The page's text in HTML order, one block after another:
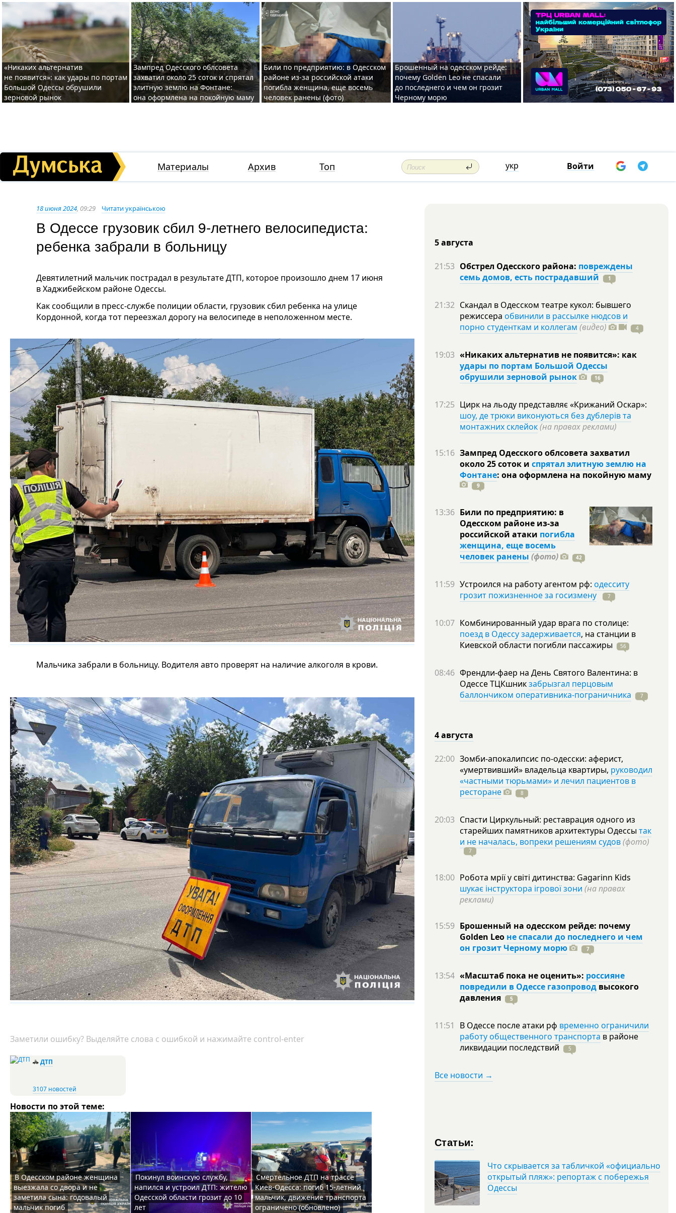
«Никаких альтернатив
не появится»: как удары по портам
Большой Одессы обрушили
зерновой рынок
Зампред Одесского облсовета
захватил около 25 соток и спрятал
элитную землю на Фонтане:
она оформлена на покойную маму
Били по предприятию: в Одесском
районе из-за российской атаки
погибла женщина, еще восемь
человек ранены (фото)
Брошенный на одесском рейде:
почему Golden Leo не спасали
до последнего и чем он грозит
Черному морю
Материалы Архив Топ укр Войти
18 июня 2024, 09:29 Читати українською
В Одессе грузовик сбил 9-летнего велосипедиста:
ребенка забрали в больницу
Девятилетний мальчик пострадал в результате ДТП, которое произошло днем 17 июня
в Хаджибейском районе Одессы.
Как сообщили в пресс-службе полиции области, грузовик сбил ребенка на улице
Кордонной, когда тот переезжал дорогу на велосипеде в неположенном месте.
Мальчика забрали в больницу. Водителя авто проверят на наличие алкоголя в крови.
Заметили ошибку? Выделяйте слова с ошибкой и нажимайте control-enter
🚓ДТП
3107 новостей
Новости по этой теме:
В Одесском районе женщина
выезжала со двора и не
заметила сына: годовалый
мальчик погиб
Покинул воинскую службу,
напился и устроил ДТП: жителю
Одесской области грозит до 10
лет
Смертельное ДТП на трассе
Киев-Одесса: погиб 15-летний
мальчик, движение транспорта
ограничено (обновлено)
5 августа
21:53 Обстрел Одесского района: повреждены
семь домов, есть пострадавший
1
21:32 Скандал в Одесском театре кукол: бывшего
режиссера обвинили в рассылке нюдсов и
порно студенткам и коллегам (видео) 4
19:03 «Никаких альтернатив не появится»: как
удары по портам Большой Одессы
обрушили зерновой рынок
16
17:25 Цирк на льоду представляє «Крижаний Оскар»:
шоу, де трюки виконуються без дублерів та
монтажних склейок(на правах реклами)
15:16 Зампред Одесского облсовета захватил
около 25 соток и спрятал элитную землю на
Фонтане: она оформлена на покойную маму
9
13:36 Били по предприятию: в
Одесском районе из-за
российской атаки погибла
женщина, еще восемь
человек ранены (фото) 42
11:59 Устроился на работу агентом рф: одесситу
грозит пожизненное за госизмену
7
10:07 Комбинированный удар врага по столице:
поезд в Одессу задерживается, на станции в
Киевской области погибли пассажиры 56
08:46 Френдли-фаер на День Святого Валентина: в
Одессе ТЦКшникзабрызгал перцовым
баллончиком оперативника-пограничника
7
4 августа
22:00 Зомби-апокалипсис по-одесски: аферист,
«умертвивший» владельца квартиры, руководил
«частными тюрьмами» и лечил пациентов в
ресторане
8
20:03 Спасти Циркульный: реставрация одного из
старейших памятников архитектуры Одессы так
и не началась, вопреки решениям судов(фото)
7
18:00 Робота мрії у світі дитинства: Gagarinn Kids
шукає інструктора ігрової зони (на правах
реклами)
15:59 Брошенный на одесском рейде: почему
Golden Leo не спасали до последнего и чем
он грозит Черному морю
7
13:54 «Масштаб пока не оценить»: россияне
повредили в Одессе газопровод высокого
давления
5
11:51 В Одессе после атаки рф временно ограничили
работу общественного транспорта в районе
ликвидации последствий 5
Все новости →
Статьи:
Что скрывается за табличкой «официально
открытый пляж»: репортаж с побережья
Одессы